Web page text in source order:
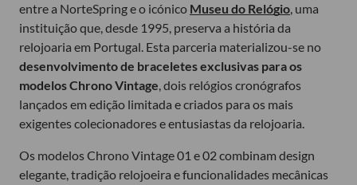
entre a NorteSpring e o icónico Museu do Relógio, uma
instituição que, desde 1995, preserva a história da
relojoaria em Portugal. Esta parceria materializou-se no
desenvolvimento de braceletes exclusivas para os
modelos Chrono Vintage, dois relógios cronógrafos
lançados em edição limitada e criados para os mais
exigentes colecionadores e entusiastas da relojoaria.
Os modelos Chrono Vintage 01 e 02 combinam design
elegante, tradição relojoeira e funcionalidades mecânicas